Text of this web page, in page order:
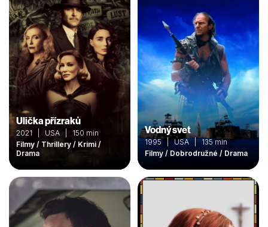
Ulička přízraků
2021 | USA | 150 min
Filmy / Thrillery / Krimi /
Drama
Vodný svet
1995 | USA | 135 min
Filmy / Dobrodružné / Drama